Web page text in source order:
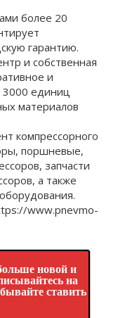
более 20
гарантию.
и собственная
и
3000 единиц
материалов
компрессорного
поршневые,
запчасти
а также
www.pnevmo-
новой и
на
ставить